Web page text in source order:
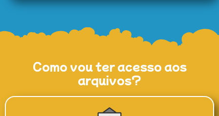
Como vou ter acesso aos
arquivos?